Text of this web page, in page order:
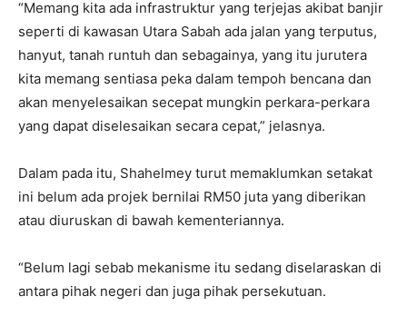
“Memang kita ada infrastruktur yang terjejas akibat banjir
seperti di kawasan Utara Sabah ada jalan yang terputus,
hanyut, tanah runtuh dan sebagainya, yang itu jurutera
kita memang sentiasa peka dalam tempoh bencana dan
akan menyelesaikan secepat mungkin perkara-perkara
yang dapat diselesaikan secara cepat,” jelasnya.
Dalam pada itu, Shahelmey turut memaklumkan setakat
ini belum ada projek bernilai RM50 juta yang diberikan
atau diuruskan di bawah kementeriannya.
“Belum lagi sebab mekanisme itu sedang diselaraskan di
antara pihak negeri dan juga pihak persekutuan.